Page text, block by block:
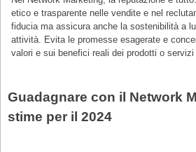
etico e trasparente nelle vendite e nel
fiducia ma assicura anche la sostenibilità a
attività. Evita le promesse esagerate e
valori e sui benefici reali dei prodotti o servizi
Guadagnare con il Network
stime per il 2024